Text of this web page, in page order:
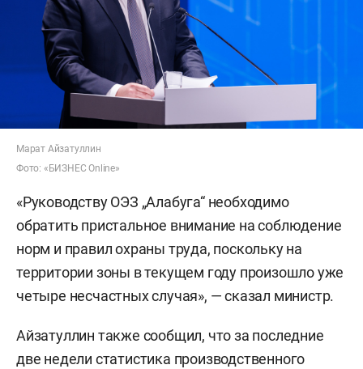
Марат Айзатуллин
Фото: «БИЗНЕС Online»
«Руководству ОЭЗ „Алабуга“ необходимо
обратить пристальное внимание на соблюдение
норм и правил охраны труда, поскольку на
территории зоны в текущем году произошло уже
четыре несчастных случая», — сказал министр.
Айзатуллин также сообщил, что за последние
две недели статистика производственного